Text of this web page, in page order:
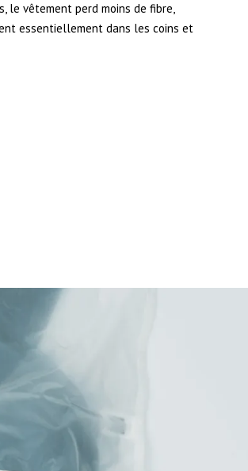
le vêtement perd moins de fibre,
essentiellement dans les coins et